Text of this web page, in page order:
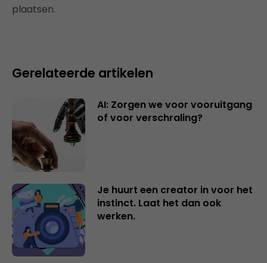
plaatsen.
Gerelateerde artikelen
AI: Zorgen we voor vooruitgang
of voor verschraling?
Je huurt een creator in voor het
instinct. Laat het dan ook
werken.